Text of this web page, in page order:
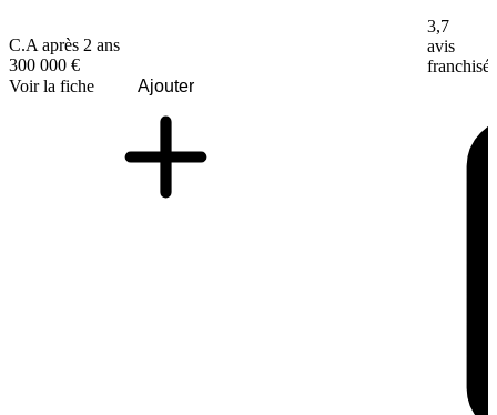
C.A après 2 ans
300 000 €
Voir la fiche
Ajouter
3,7
avis
franchisé